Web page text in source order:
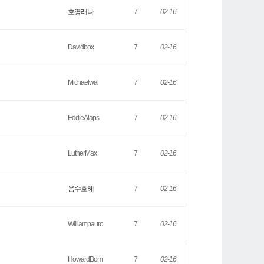
호영래나 7 02-16
Davidbox 7 02-16
Michaelwal 7 02-16
EddieAlaps 7 02-16
LutherMax 7 02-16
음수호혜 7 02-16
Williampauro 7 02-16
HowardBom 7 02-16